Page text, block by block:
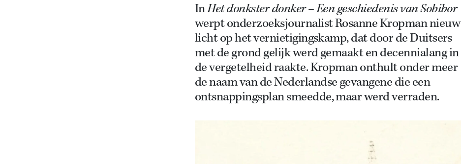
InHet donkster donker – Een geschiedenis van Sobibor
werpt onderzoeksjournalist Rosanne Kropman nieuw
licht op het vernietigingskamp, dat door de Duitsers
met de grond gelijk werd gemaakt en decennialang in
de vergetelheid raakte. Kropman onthult onder meer
de naam van de Nederlandse gevangene die een
ontsnappingsplan smeedde, maar werd verraden.